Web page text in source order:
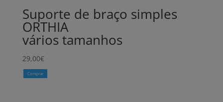
Suporte de braço simples
ORTHIA
vários tamanhos
29,00€
Comprar